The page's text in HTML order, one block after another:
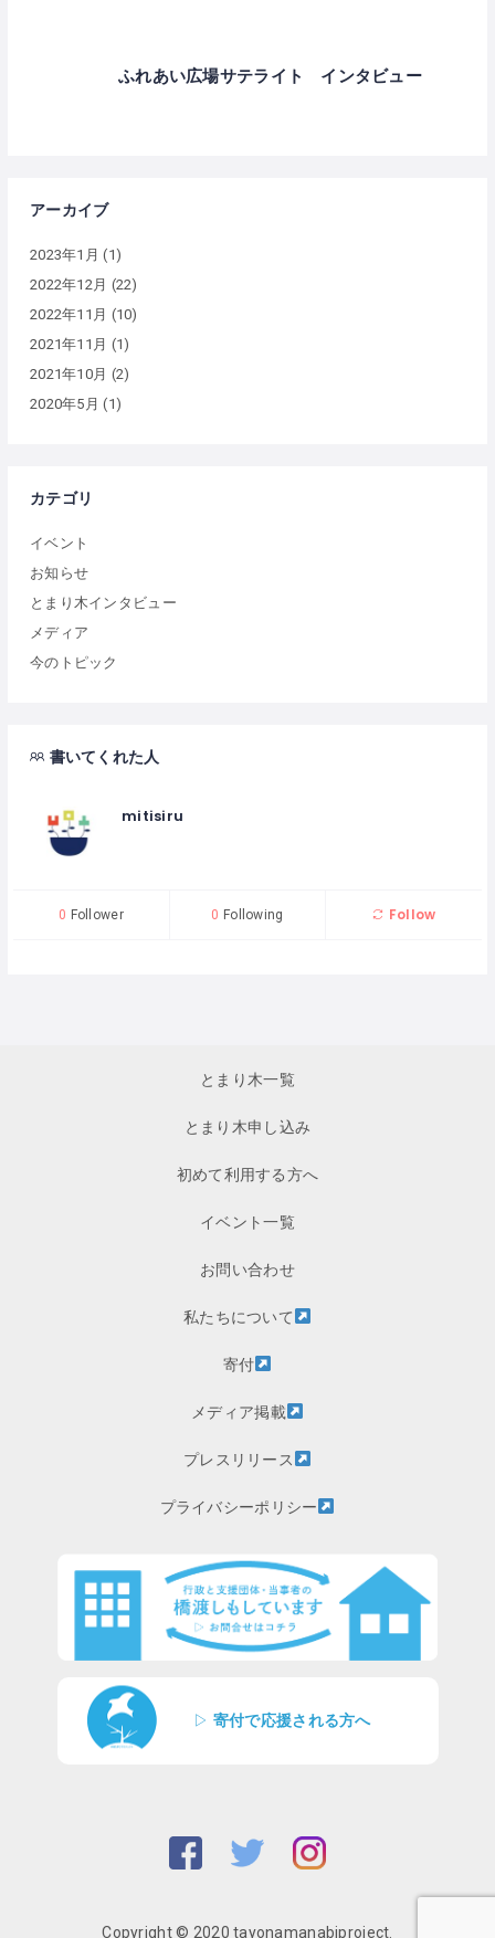
ふれあい広場サテライト インタビュー
アーカイブ
2023年1月 (1)
2022年12月 (22)
2022年11月 (10)
2021年11月 (1)
2021年10月 (2)
2020年5月 (1)
カテゴリ
イベント
お知らせ
とまり木インタビュー
メディア
今のトピック
書いてくれた人
mitisiru
0 Follower 0 Following Follow
とまり木一覧
とまり木申し込み
初めて利用する方へ
イベント一覧
お問い合わせ
私たちについて
寄付
メディア掲載
プレスリリース
プライバシーポリシー
▷ 寄付で応援される方へ
Copyright © 2020 tayonamanabiproject.